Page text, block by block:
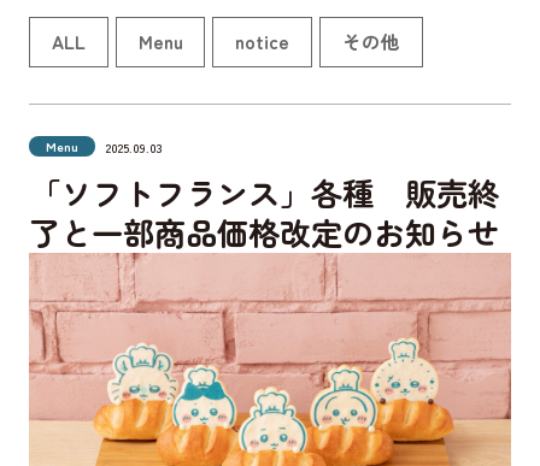
詳しくはこちら
ALL Menu notice その他
Menu 2025.09.03
「ソフトフランス」各種 販売終
了と一部商品価格改定のお知らせ